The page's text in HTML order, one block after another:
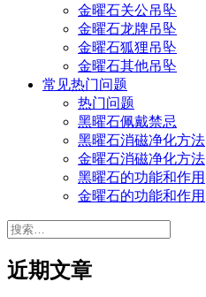
金曜石关公吊坠
金曜石龙牌吊坠
金曜石狐狸吊坠
金曜石其他吊坠
常见热门问题
热门问题
黑曜石佩戴禁忌
黑曜石消磁净化方法
金曜石消磁净化方法
黑曜石的功能和作用
金曜石的功能和作用
搜
近期文章